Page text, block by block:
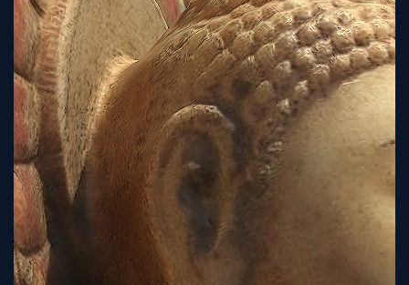
Viz4D
Mesh
VR
Metaverse
Technology
Cooperation
Marketing